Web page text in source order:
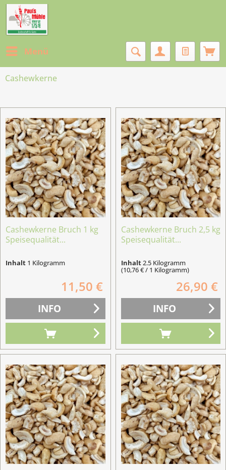
Menü
Cashewkerne
Cashewkerne Bruch 1 kg
Speisequalität...
Inhalt 1 Kilogramm
11,50 €
INFO
Cashewkerne Bruch 2,5 kg
Speisequalität...
Inhalt2.5 Kilogramm
(10,76 € / 1 Kilogramm)
26,90 €
INFO